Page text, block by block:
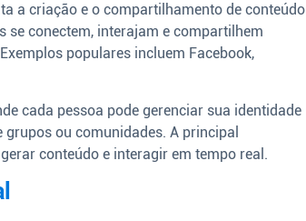
a criação e o compartilhamento de conteúdo
se conectem, interajam e compartilhem
populares incluem Facebook,
cada pessoa pode gerenciar sua identidade
ou comunidades. A principal
conteúdo e interagir em tempo real.